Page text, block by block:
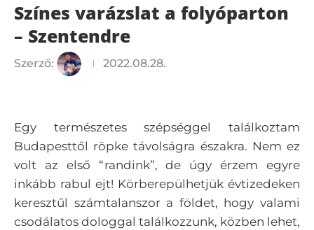
Színes varázslat a folyóparton
– Szentendre
Szerző: 2022.08.28.
Egy természetes szépséggel találkoztam
Budapesttől röpke távolságra északra. Nem ez
volt az első “randink”, de úgy érzem egyre
inkább rabul ejt! Körberepülhetjük évtizedeken
keresztűl számtalanszor a földet, hogy valami
csodálatos dologgal találkozzunk, közben lehet,